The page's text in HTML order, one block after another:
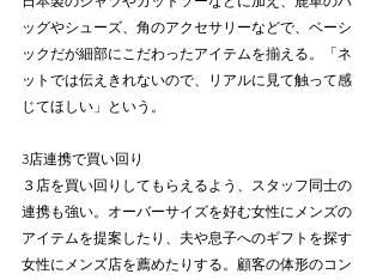
ッグやシューズ、角のアクセサリーなどで、ベーシ
ックだが細部にこだわったアイテムを揃える。「ネ
ットでは伝えきれないので、リアルに見て触って感
じてほしい」という。
3店連携で買い回り
３店を買い回りしてもらえるよう、スタッフ同士の
連携も強い。オーバーサイズを好む女性にメンズの
アイテムを提案したり、夫や息子へのギフトを探す
女性にメンズ店を薦めたりする。顧客の体形のコン